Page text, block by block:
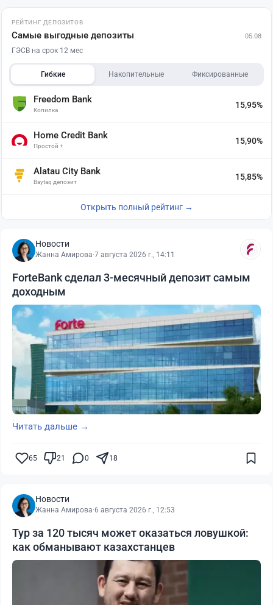
РЕЙТИНГ ДЕПОЗИТОВ
Самые выгодные депозиты 05.08
ГЭСВ на срок 12 мес
Гибкие Накопительные Фиксированные
Freedom Bank
Копилка
15,95%
Home Credit Bank
Простой +
15,90%
Alatau City Bank
Baytaq депозит
15,85%
Открыть полный рейтинг →
Новости
Жанна Амирова·7 августа 2026 г., 14:11
ForteBank сделал 3-месячный депозит самым
доходным
Читать дальше →
65 21 0 18
Новости
Жанна Амирова·6 августа 2026 г., 12:53
Тур за 120 тысяч может оказаться ловушкой:
как обманывают казахстанцев